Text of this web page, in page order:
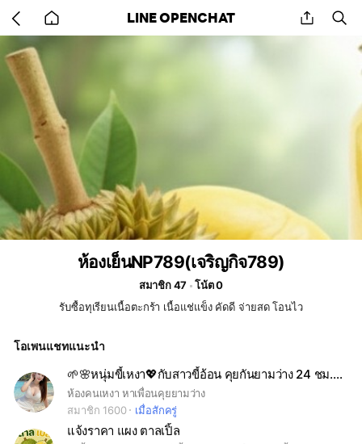
back
to
LINE OPENCHAT share
ห้องเย็นNP789(เจริญกิจ789)
สมาชิก 47
โน้ต 0
รับซื้อทุเรียนเนื้อตะกร้า เนื้อแช่แข็ง คัดดี จ่ายสด โอนไว
โอเพนแชทแนะนำ
🌱🌸หนุ่มขี้เหงา💖กับสาวขี้อ้อน คุยกันยามว่าง 24 ชม.🤭🥰🌱🌸🌸🌹🌹🌱
ห้องคนเหงา หาเพื่อนคุยยามว่าง
สมาชิก 1600
เมื่อสักครู่
แจ้งราคา แผง ตาลเปิ้ล